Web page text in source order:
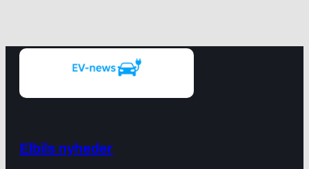
Elbils nyheder